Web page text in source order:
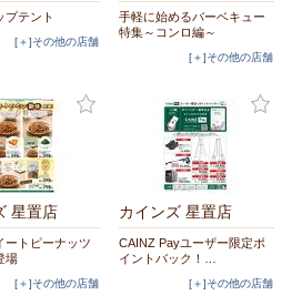
プテント
[＋]その他の店舗
手軽に始めるバーベキュー
特集～コンロ編～
[＋]その他の店舗
星置店
ートピーナッツ
場
[＋]その他の店舗
カインズ 星置店
CAINZ Payユーザー限定ポ
イントバック！…
[＋]その他の店舗